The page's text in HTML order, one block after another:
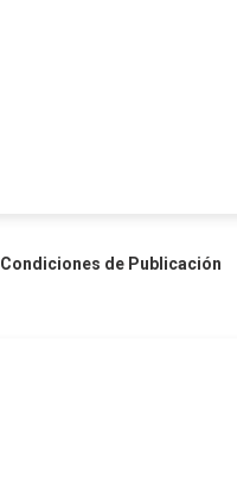
Condiciones de Publicación